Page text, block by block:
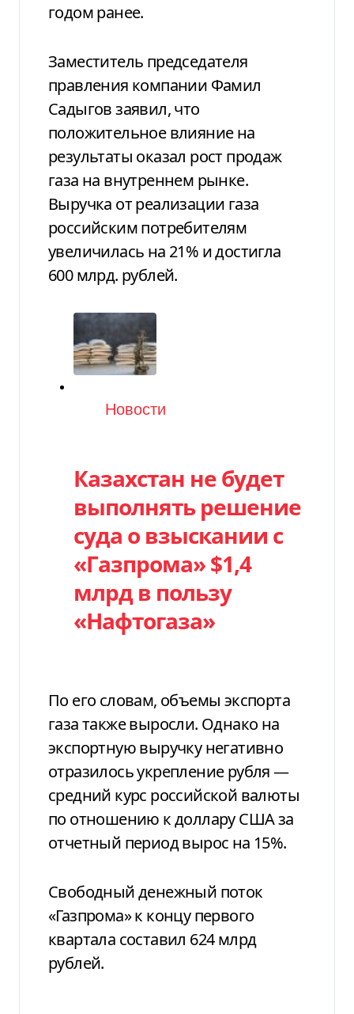
годом ранее.
Заместитель председателя
правления компании Фамил
Садыгов заявил, что
положительное влияние на
результаты оказал рост продаж
газа на внутреннем рынке.
Выручка от реализации газа
российским потребителям
увеличилась на 21% и достигла
600 млрд. рублей.
Категория
Новости
Казахстан не будет
выполнять решение
суда о взыскании с
«Газпрома» $1,4
млрд в пользу
«Нафтогаза»
По его словам, объемы экспорта
газа также выросли. Однако на
экспортную выручку негативно
отразилось укрепление рубля —
средний курс российской валюты
по отношению к доллару США за
отчетный период вырос на 15%.
Свободный денежный поток
«Газпрома» к концу первого
квартала составил 624 млрд
рублей.